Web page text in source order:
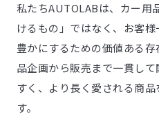
私たちAUTOLABは、カー用
けるもの」ではなく、お客
豊かにするための価値ある
品企画から販売まで一貫し
すく、より長く愛される商
す。